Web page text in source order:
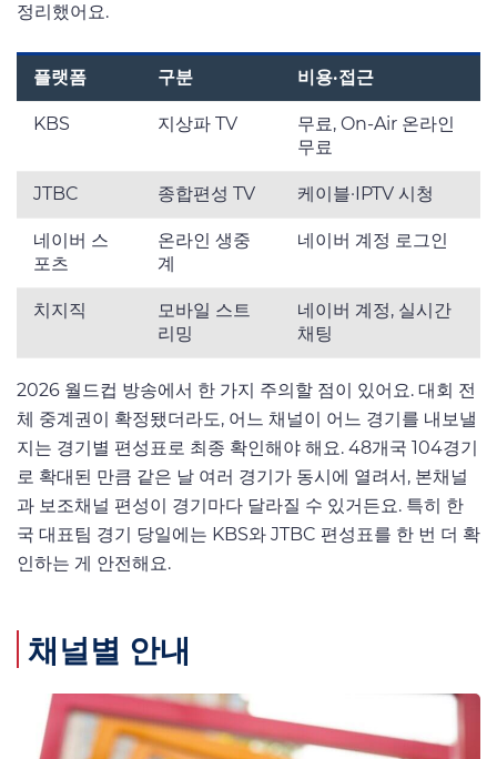
정리했어요.
플랫폼 구분 비용·접근
KBS 지상파 TV
무료, On-Air 온라인
무료
JTBC 종합편성 TV 케이블·IPTV 시청
네이버 스
포츠
온라인 생중
계
네이버 계정 로그인
치지직
모바일 스트
리밍
네이버 계정, 실시간
채팅
2026 월드컵 방송에서 한 가지 주의할 점이 있어요. 대회 전
체 중계권이 확정됐더라도, 어느 채널이 어느 경기를 내보낼
지는 경기별 편성표로 최종 확인해야 해요. 48개국 104경기
로 확대된 만큼 같은 날 여러 경기가 동시에 열려서, 본채널
과 보조채널 편성이 경기마다 달라질 수 있거든요. 특히 한
국 대표팀 경기 당일에는 KBS와 JTBC 편성표를 한 번 더 확
인하는 게 안전해요.
채널별 안내